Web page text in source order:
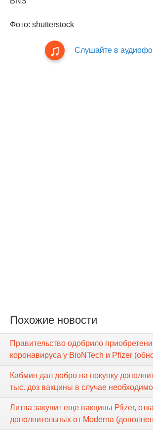
Фото: shutterstock
Слушайте в
Похожие новости
Правительство одобрило
коронавируса у BioNTech и Pfizer
Кабмин дал добро на покупку
тыс. доз вакцины в случае
Литва закупит еще вакцины Pfizer,
дополнительных от Moderna